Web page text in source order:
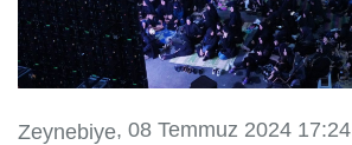
Zeynebiye, 08 Temmuz 2024 17:24